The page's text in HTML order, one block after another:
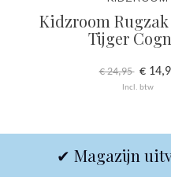
Kidzroom Rugzak
Tijger
€ 24,95 €
Incl. btw
✔ Magazijn